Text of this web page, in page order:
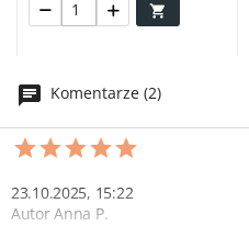

Komentarze (2)
23.10.2025, 15:22
Autor Anna P.